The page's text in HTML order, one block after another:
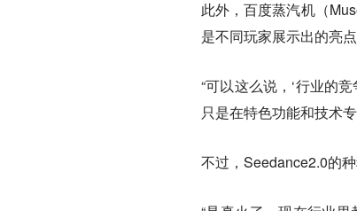
此外，百度蒸汽机（
是不同玩家展示出的亮点
“可以这么说，‘行业的
只是在特色功能和技术
不过，Seedance2.0的